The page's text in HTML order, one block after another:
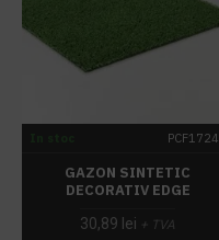
GAZON SINTETIC
DECORATIV EDGE
30,89 lei + TVA